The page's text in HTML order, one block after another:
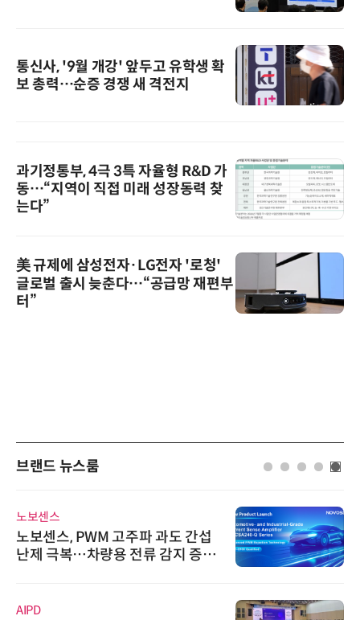
통신사, '9월 개강' 앞두고 유학생 확
보 총력…순증 경쟁 새 격전지
과기정통부, 4극 3특 자율형 R&D 가
동…“지역이 직접 미래 성장동력 찾
는다”
美 규제에 삼성전자·LG전자 '로청'
글로벌 출시 늦춘다…“공급망 재편부
터”
브랜드 뉴스룸
노보센스
노보센스, PWM 고주파 과도 간섭
난제 극복…차량용 전류 감지 증폭
AIPD